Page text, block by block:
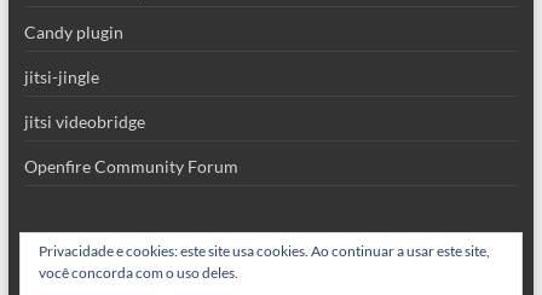
Candy plugin
jitsi-jingle
jitsi videobridge
Openfire Community Forum
Privacidade e cookies: este site usa cookies. Ao continuar a usar este site,
você concorda com o uso deles.